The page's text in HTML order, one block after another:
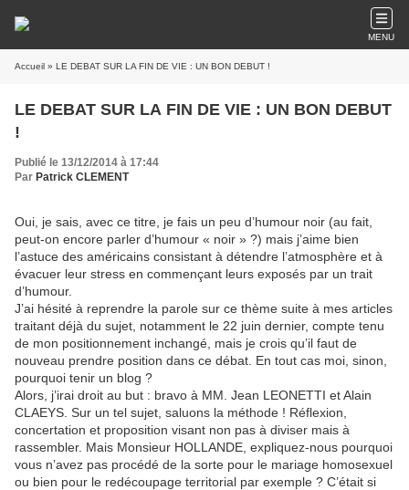
MENU
Accueil » LE DEBAT SUR LA FIN DE VIE : UN BON DEBUT !
LE DEBAT SUR LA FIN DE VIE : UN BON DEBUT
!
Publié le 13/12/2014 à 17:44
Par Patrick CLEMENT
Oui, je sais, avec ce titre, je fais un peu d’humour noir (au fait,
peut-on encore parler d’humour « noir » ?) mais j’aime bien
l’astuce des américains consistant à détendre l’atmosphère et à
évacuer leur stress en commençant leurs exposés par un trait
d’humour.
J’ai hésité à reprendre la parole sur ce thème suite à mes articles
traitant déjà du sujet, notamment le 22 juin dernier, compte tenu
de mon positionnement inchangé, mais je crois qu’il faut de
nouveau prendre position dans ce débat. En tout cas moi, sinon,
pourquoi tenir un blog ?
Alors, j’irai droit au but : bravo à MM. Jean LEONETTI et Alain
CLAEYS. Sur un tel sujet, saluons la méthode ! Réflexion,
concertation et proposition visant non pas à diviser mais à
rassembler. Mais Monsieur HOLLANDE, expliquez-nous pourquoi
vous n’avez pas procédé de la sorte pour le mariage homosexuel
ou bien pour le redécoupage territorial par exemple ? C’était si